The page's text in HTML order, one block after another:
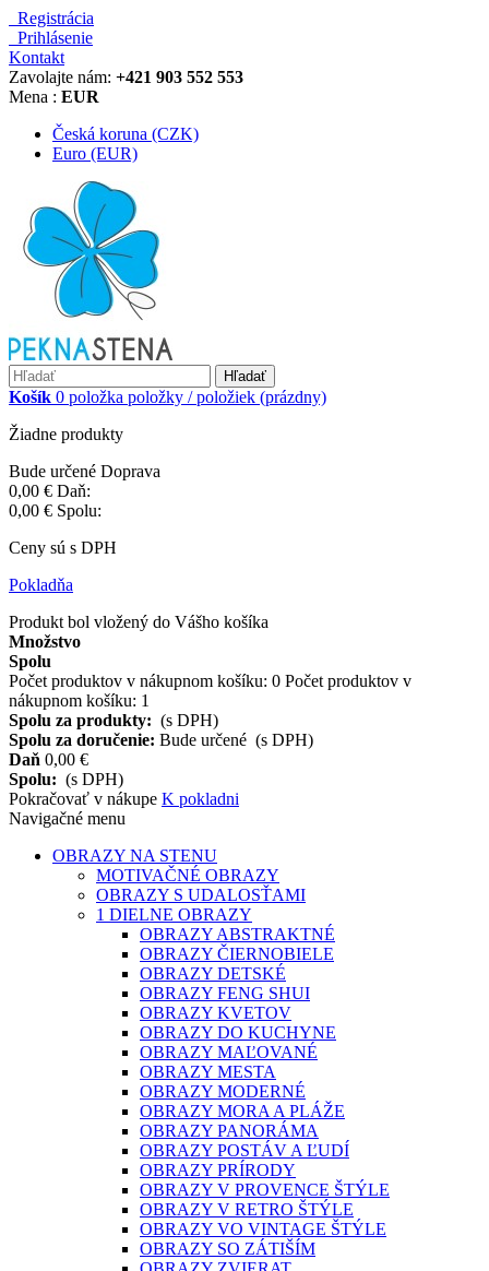
Registrácia
Prihlásenie
Kontakt
Zavolajte nám: +421 903 552 553
Mena : EUR
Česká koruna (CZK)
Euro (EUR)
Hľadať
Košík 0 položka položky / položiek (prázdny)
Žiadne produkty
Bude určené Doprava
0,00 € Daň:
0,00 € Spolu:
Ceny sú s DPH
Pokladňa
Produkt bol vložený do Vášho košíka
Množstvo
Spolu
Počet produktov v nákupnom košíku: 0 Počet produktov v
nákupnom košíku: 1
Spolu za produkty: (s DPH)
Spolu za doručenie: Bude určené (s DPH)
Daň 0,00 €
Spolu: (s DPH)
Pokračovať v nákupe K pokladni
Navigačné menu
OBRAZY NA STENU
MOTIVAČNÉ OBRAZY
OBRAZY S UDALOSŤAMI
1 DIELNE OBRAZY
OBRAZY ABSTRAKTNÉ
OBRAZY ČIERNOBIELE
OBRAZY DETSKÉ
OBRAZY FENG SHUI
OBRAZY KVETOV
OBRAZY DO KUCHYNE
OBRAZY MAĽOVANÉ
OBRAZY MESTA
OBRAZY MODERNÉ
OBRAZY MORA A PLÁŽE
OBRAZY PANORÁMA
OBRAZY POSTÁV A ĽUDÍ
OBRAZY PRÍRODY
OBRAZY V PROVENCE ŠTÝLE
OBRAZY V RETRO ŠTÝLE
OBRAZY VO VINTAGE ŠTÝLE
OBRAZY SO ZÁTIŠÍM